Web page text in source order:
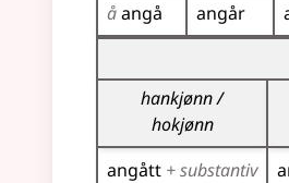
åangå angår
Bøyningstabell for
hankjønn /
hokjønn
angått + substantiv